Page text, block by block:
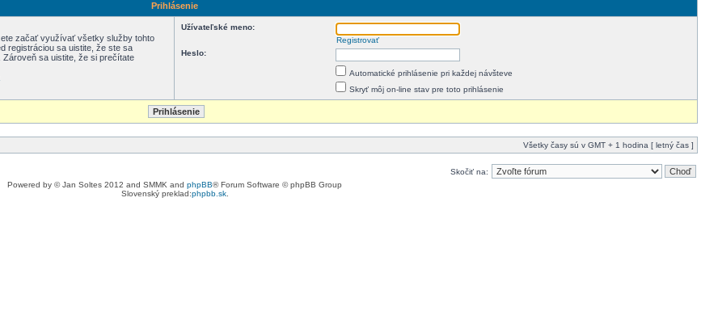
Prihlásenie
začať využívať všetky služby tohto
registráciou sa uistite, že ste sa
Zároveň sa uistite, že si prečítate
Užívateľské meno:
Registrovať
Heslo:
Automatické prihlásenie pri každej návšteve
Skryť môj on-line stav pre toto prihlásenie
Všetky časy sú v GMT + 1 hodina [ letný čas ]
Skočiť na:
Powered by © Jan Soltes 2012 and SMMK and phpBB® Forum Software © phpBB Group
Slovenský preklad:phpbb.sk.